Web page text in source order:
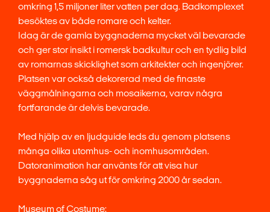
omkring 1,5 miljoner liter vatten per dag. Badkomplexet
besöktes av både romare och kelter.
Idag är de gamla byggnaderna mycket väl bevarade
och ger stor insikt i romersk badkultur och en tydlig bild
av romarnas skicklighet som arkitekter och ingenjörer.
Platsen var också dekorerad med de finaste
väggmålningarna och mosaikerna, varav några
fortfarande är delvis bevarade.
Med hjälp av en ljudguide leds du genom platsens
många olika utomhus- och inomhusområden.
Datoranimation har använts för att visa hur
byggnaderna såg ut för omkring 2000 år sedan.
Museum of Costume: